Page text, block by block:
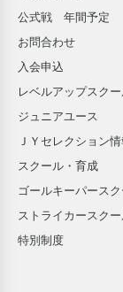
公式戦 年間予定
お問合わせ
入会申込
レベルアップスク
ジュニアユース
ＪＹセレクション
スクール・育成
ゴールキーパース
ストライカースク
特別制度